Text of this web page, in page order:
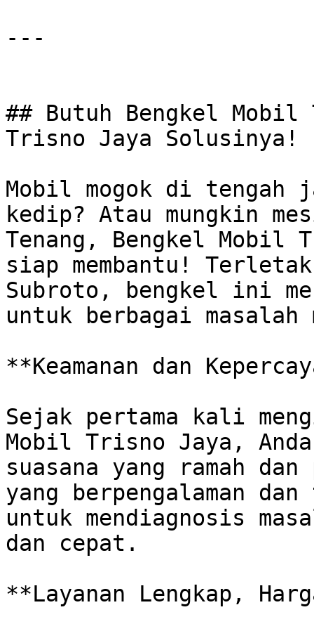
---
## Butuh Bengkel Mobil
Trisno Jaya Solusinya!
Mobil mogok di tengah
kedip? Atau mungkin
Tenang, Bengkel Mobil
siap membantu!
Subroto, bengkel ini
untuk berbagai
**Keamanan dan
Sejak pertama kali
Mobil Trisno Jaya,
suasana yang ramah
yang berpengalaman
untuk mendiagnosis
dan cepat.
**Layanan Lengkap,